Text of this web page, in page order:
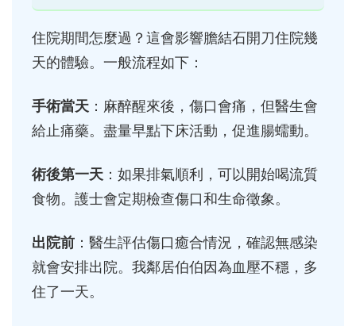
住院期間怎麼過？這會影響膽結石開刀住院幾
天的體驗。一般流程如下：
手術當天 ：麻醉醒來後，傷口會痛，但醫生會
給止痛藥。盡量早點下床活動，促進腸蠕動。
術後第一天 ：如果排氣順利，可以開始喝流質
食物。護士會定期檢查傷口和生命徵象。
出院前 ：醫生評估傷口癒合情況，確認無感染
就會安排出院。我鄰居伯伯因為血壓不穩，多
住了一天。